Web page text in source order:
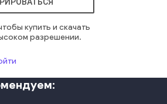
купить и скачать
разрешении.